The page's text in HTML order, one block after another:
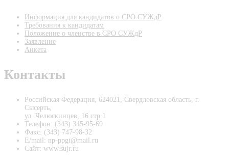
Информация для кандидатов о СРО СУЖдР
Требования к кандидатам
Положение о членстве в СРО СУЖдР
Заявление
Анкета
Контакты
Российская Федерация, 624021, Свердловская область, г.
Сысерть,
ул. Челюскинцев, 16 стр.1
Телефон: (343) 345-95-69
Факс: (343) 747-98-32
E/mail: np-ppgt@mail.ru
Сайт: www.sujr.ru